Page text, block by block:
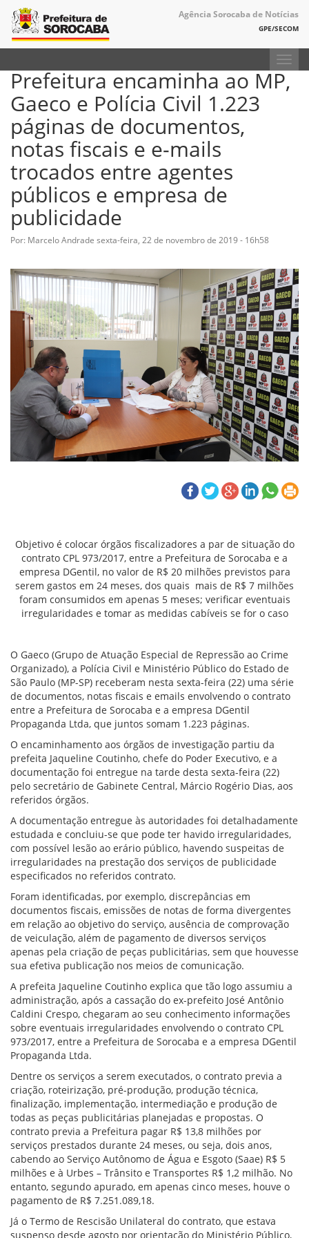
Agência Sorocaba de Notícias
GPE/SECOM
Prefeitura encaminha ao MP,
Gaeco e Polícia Civil 1.223
páginas de documentos,
notas fiscais e e-mails
trocados entre agentes
públicos e empresa de
publicidade
Por: Marcelo Andrade sexta-feira, 22 de novembro de 2019 - 16h58
Objetivo é colocar órgãos fiscalizadores a par de situação do
contrato CPL 973/2017, entre a Prefeitura de Sorocaba e a
empresa DGentil, no valor de R$ 20 milhões previstos para
serem gastos em 24 meses, dos quais mais de R$ 7 milhões
foram consumidos em apenas 5 meses; verificar eventuais
irregularidades e tomar as medidas cabíveis se for o caso
O Gaeco (Grupo de Atuação Especial de Repressão ao Crime
Organizado), a Polícia Civil e Ministério Público do Estado de
São Paulo (MP-SP) receberam nesta sexta-feira (22) uma série
de documentos, notas fiscais e emails envolvendo o contrato
entre a Prefeitura de Sorocaba e a empresa DGentil
Propaganda Ltda, que juntos somam 1.223 páginas.
O encaminhamento aos órgãos de investigação partiu da
prefeita Jaqueline Coutinho, chefe do Poder Executivo, e a
documentação foi entregue na tarde desta sexta-feira (22)
pelo secretário de Gabinete Central, Márcio Rogério Dias, aos
referidos órgãos.
A documentação entregue às autoridades foi detalhadamente
estudada e concluiu-se que pode ter havido irregularidades,
com possível lesão ao erário público, havendo suspeitas de
irregularidades na prestação dos serviços de publicidade
especificados no referidos contrato.
Foram identificadas, por exemplo, discrepâncias em
documentos fiscais, emissões de notas de forma divergentes
em relação ao objetivo do serviço, ausência de comprovação
de veiculação, além de pagamento de diversos serviços
apenas pela criação de peças publicitárias, sem que houvesse
sua efetiva publicação nos meios de comunicação.
A prefeita Jaqueline Coutinho explica que tão logo assumiu a
administração, após a cassação do ex-prefeito José Antônio
Caldini Crespo, chegaram ao seu conhecimento informações
sobre eventuais irregularidades envolvendo o contrato CPL
973/2017, entre a Prefeitura de Sorocaba e a empresa DGentil
Propaganda Ltda.
Dentre os serviços a serem executados, o contrato previa a
criação, roteirização, pré-produção, produção técnica,
finalização, implementação, intermediação e produção de
todas as peças publicitárias planejadas e propostas. O
contrato previa a Prefeitura pagar R$ 13,8 milhões por
serviços prestados durante 24 meses, ou seja, dois anos,
cabendo ao Serviço Autônomo de Água e Esgoto (Saae) R$ 5
milhões e à Urbes – Trânsito e Transportes R$ 1,2 milhão. No
entanto, segundo apurado, em apenas cinco meses, houve o
pagamento de R$ 7.251.089,18.
Já o Termo de Rescisão Unilateral do contrato, que estava
suspenso desde agosto por orientação do Ministério Público,